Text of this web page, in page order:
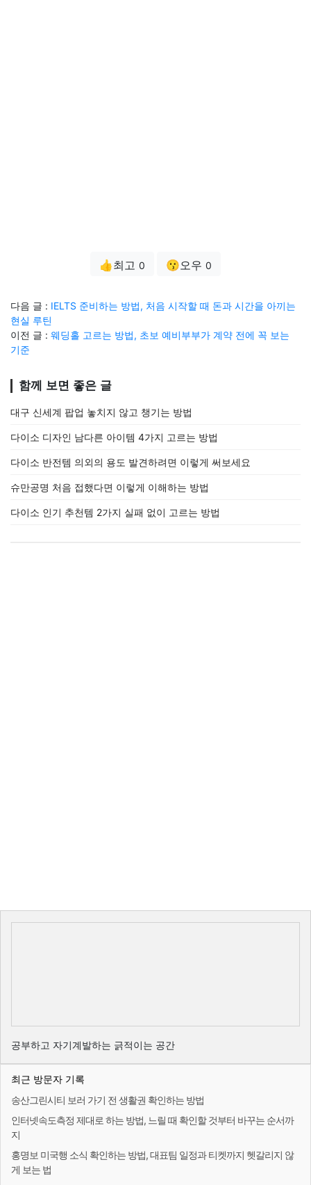
👍최고 0 😗오우 0
다음 글 : IELTS 준비하는 방법, 처음 시작할 때 돈과 시간을 아끼는
현실 루틴
이전 글 : 웨딩홀 고르는 방법, 초보 예비부부가 계약 전에 꼭 보는
기준
함께 보면 좋은 글
대구 신세계 팝업 놓치지 않고 챙기는 방법
다이소 디자인 남다른 아이템 4가지 고르는 방법
다이소 반전템 의외의 용도 발견하려면 이렇게 써보세요
슈만공명 처음 접했다면 이렇게 이해하는 방법
다이소 인기 추천템 2가지 실패 없이 고르는 방법
공부하고 자기계발하는 긁적이는 공간
최근 방문자 기록
송산그린시티 보러 가기 전 생활권 확인하는 방법
인터넷속도측정 제대로 하는 방법, 느릴 때 확인할 것부터 바꾸는 순서까
지
홍명보 미국행 소식 확인하는 방법, 대표팀 일정과 티켓까지 헷갈리지 않
게 보는 법